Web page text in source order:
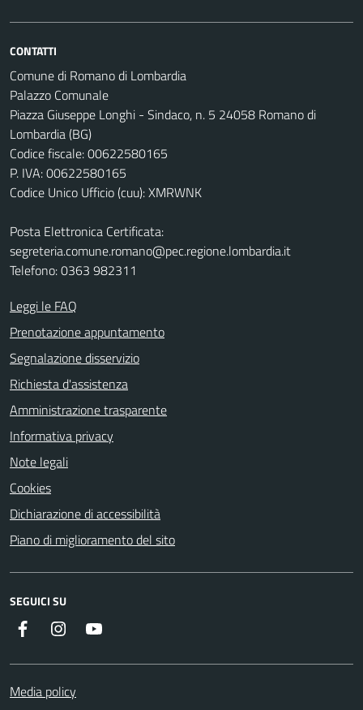
CONTATTI
Comune di Romano di Lombardia
Palazzo Comunale
Piazza Giuseppe Longhi - Sindaco, n. 5 24058 Romano di
Lombardia (BG)
Codice fiscale: 00622580165
P. IVA: 00622580165
Codice Unico Ufficio (cuu): XMRWNK
Posta Elettronica Certificata:
segreteria.comune.romano@pec.regione.lombardia.it
Telefono: 0363 982311
Leggi le FAQ
Prenotazione appuntamento
Segnalazione disservizio
Richiesta d'assistenza
Amministrazione trasparente
Informativa privacy
Note legali
Cookies
Dichiarazione di accessibilità
Piano di miglioramento del sito
SEGUICI SU
Facebook Instagram
Media policy